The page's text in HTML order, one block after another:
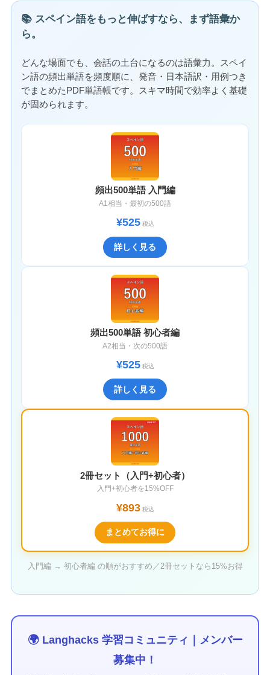
📚 スペイン語をもっと伸ばすなら、まず語彙か
ら。
どんな場面でも、会話の土台になるのは語彙力。スペイ
ン語の頻出単語を頻度順に、発音・日本語訳・用例つき
でまとめたPDF単語帳です。スキマ時間で効率よく基礎
が固められます。
頻出500単語 入門編
A1相当・最初の500語
¥525税込
詳しく見る
頻出500単語 初心者編
A2相当・次の500語
¥525税込
詳しく見る
2冊セット（入門+初心者）
入門+初心者を15%OFF
¥893税込
まとめてお得に
入門編 → 初心者編 の順がおすすめ／2冊セットなら15%お得
🌍 Langhacks 学習コミュニティ｜メンバー
募集中！